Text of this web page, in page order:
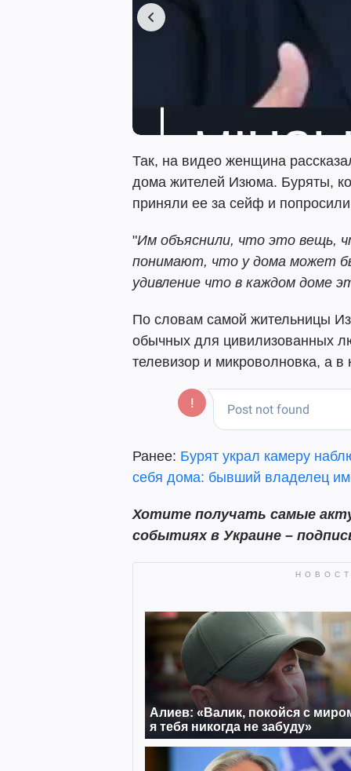
Так, на видео женщина
дома жителей Изюма. Буряты,
приняли ее за сейф и
"Им объяснили, что это вещь,
понимают, что у дома может
удивление что в каждом доме
По словам самой жительницы
обычных для цивилизованных
телевизор и микроволновка, а
Ранее: Бурят украл камеру
себя дома: бывший владелец
Хотите получать самые
событиях в Украине –